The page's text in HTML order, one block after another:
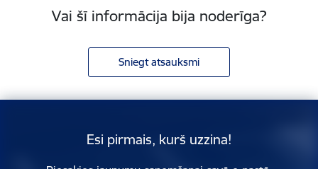
Vai šī informācija bija noderīga?
Sniegt atsauksmi
Esi pirmais, kurš uzzina!